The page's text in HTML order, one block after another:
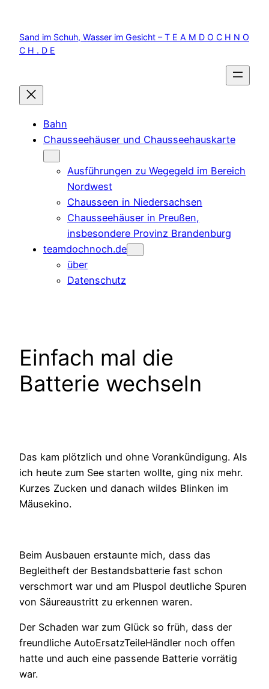
springen
Sand im Schuh, Wasser im Gesicht – T E A M D O C H N O
C H . D E
Bahn
Chausseehäuser und Chausseehauskarte
Ausführungen zu Wegegeld im Bereich
Nordwest
Chausseen in Niedersachsen
Chausseehäuser in Preußen,
insbesondere Provinz Brandenburg
teamdochnoch.de
über
Datenschutz
Einfach mal die
Batterie wechseln
Das kam plötzlich und ohne Vorankündigung. Als
ich heute zum See starten wollte, ging nix mehr.
Kurzes Zucken und danach wildes Blinken im
Mäusekino.
Beim Ausbauen erstaunte mich, dass das
Begleitheft der Bestandsbatterie fast schon
verschmort war und am Pluspol deutliche Spuren
von Säureaustritt zu erkennen waren.
Der Schaden war zum Glück so früh, dass der
freundliche AutoErsatzTeileHändler noch offen
hatte und auch eine passende Batterie vorrätig
war.